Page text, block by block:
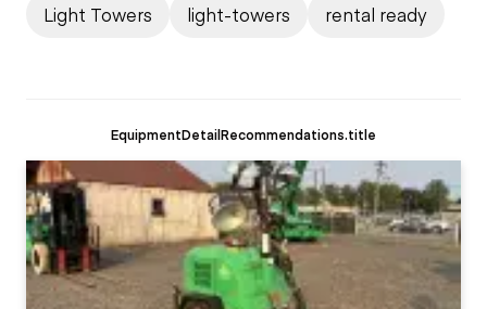
Light Towers light-towers rental ready
EquipmentDetailRecommendations.title